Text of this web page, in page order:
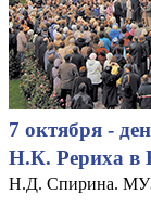
7 октября -
Н.К. Рериха в
Н.Д. Спирина.